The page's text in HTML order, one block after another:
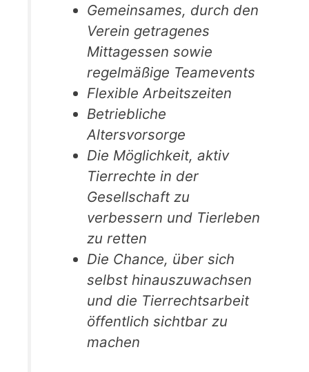
Gemeinsames, durch den
Verein getragenes
Mittagessen sowie
regelmäßige Teamevents
Flexible Arbeitszeiten
Betriebliche
Altersvorsorge
Die Möglichkeit, aktiv
Tierrechte in der
Gesellschaft zu
verbessern und Tierleben
zu retten
Die Chance, über sich
selbst hinauszuwachsen
und die Tierrechtsarbeit
öffentlich sichtbar zu
machen